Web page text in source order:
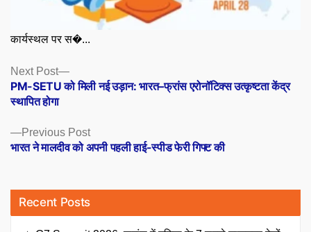
कार्यस्थल पर स�...
Posts
navigation
Previous PostPrevious
post:
भारत ने मालदीव को अपनी पहली हाई-स्पीड फेरी गिफ्ट की
Next Post
Next
post:
PM-SETU को मिली नई उड़ान: भारत–फ्रांस एरोनॉटिक्स उत्कृष्टता केंद्र
स्थापित होगा
Recent Posts